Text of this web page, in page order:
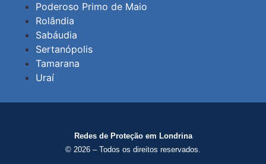
Poderoso Primo de Maio
Rolândia
Sabáudia
Sertanópolis
Tamarana
Uraí
Redes de Proteção em Londrina
© 2026 – Todos os direitos reservados.